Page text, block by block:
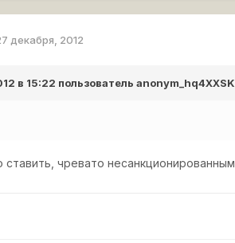
декабря, 2012
в 15:22 пользователь
ставить, чревато